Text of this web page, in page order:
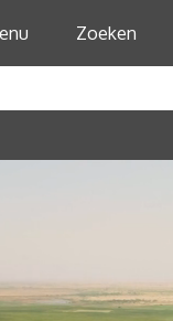
Zoeken